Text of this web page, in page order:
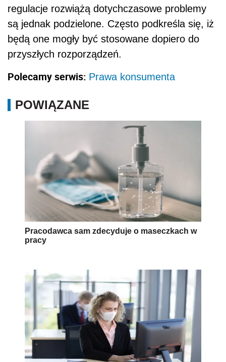
regulacje rozwiążą dotychczasowe problemy
są jednak podzielone. Często podkreśla się, iż
będą one mogły być stosowane dopiero do
przyszłych rozporządzeń.
Polecamy serwis: Prawa konsumenta
POWIĄZANE
Pracodawca sam zdecyduje o maseczkach w
pracy